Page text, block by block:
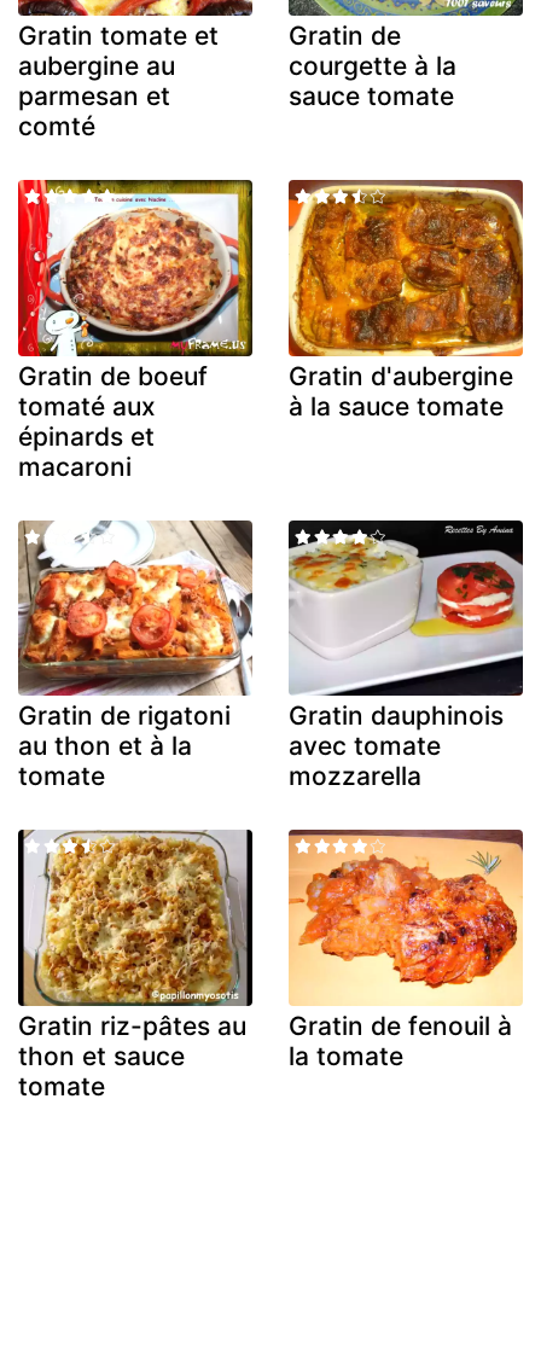
Gratin tomate et
aubergine au
parmesan et
comté
Gratin de
courgette à la
sauce tomate
Gratin de boeuf
tomaté aux
épinards et
macaroni
Gratin d'aubergine
à la sauce tomate
Gratin de rigatoni
au thon et à la
tomate
Gratin dauphinois
avec tomate
mozzarella
Gratin riz-pâtes au
thon et sauce
tomate
Gratin de fenouil à
la tomate